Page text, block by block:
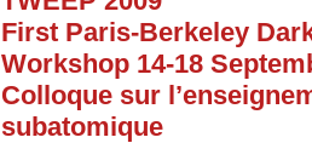
First Paris-Berkeley
Workshop 14-18
Colloque sur
subatomique